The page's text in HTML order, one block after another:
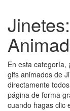
En esta categoría,
gifs animados de
directamente
página de forma
cuando hagas clic